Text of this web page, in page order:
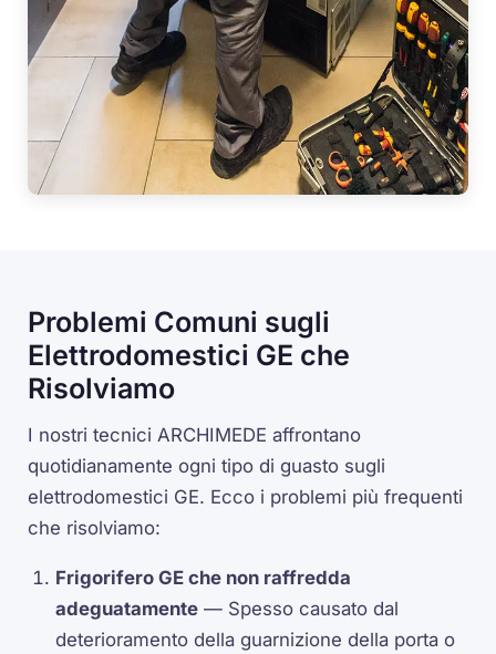
Problemi Comuni sugli
Elettrodomestici GE che
Risolviamo
I nostri tecnici ARCHIMEDE affrontano
quotidianamente ogni tipo di guasto sugli
elettrodomestici GE. Ecco i problemi più frequenti
che risolviamo:
Frigorifero GE che non raffredda
adeguatamente — Spesso causato dal
deterioramento della guarnizione della porta o